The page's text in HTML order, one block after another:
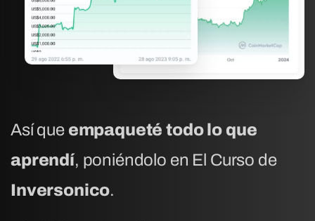
Así que empaqueté todo lo que
aprendí, poniéndolo en El Curso de
Inversonico.